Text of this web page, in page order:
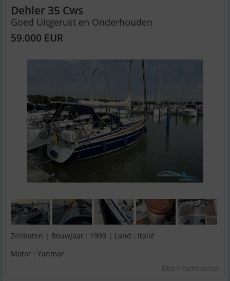
Dehler 35 Cws
Goed Uitgerust en Onderhouden
59.000 EUR
Zeilboten | Bouwjaar : 1993 | Land : Italië
Motor : Yanmar
Elbe 1 Yachtkontor